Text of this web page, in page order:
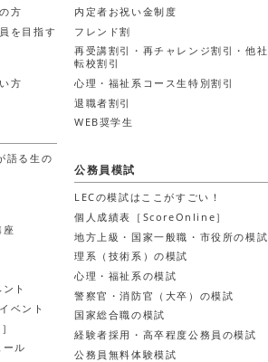
方
を目指す
方
内定者お祝い金制度
フレンド割
再受講割引・再チャレンジ割引・他社
転校割引
心理・福祉系コース生 特別割引
退職者割引
WEB奨学生
語る生の
座
ト
ベント
ル
公務員模試
LECの模試はここがすごい！
個人成績表［ScoreOnline］
地方上級・国家一般職・市役所の模試
理系（技術系）の模試
心理・福祉系の模試
警察官・消防官（大卒）の模試
国家総合職の模試
経験者採用・高卒程度公務員の模試
公務員無料体験模試